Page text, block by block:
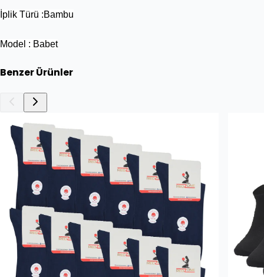
İplik Türü :Bambu
Model : Babet
Benzer Ürünler